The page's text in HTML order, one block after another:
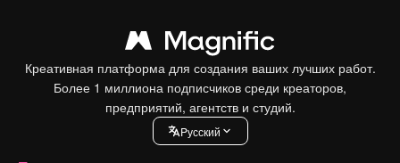
Креативная платформа для создания ваших лучших работ.
Более 1 миллиона подписчиков среди креаторов,
предприятий, агентств и студий.
Pусский